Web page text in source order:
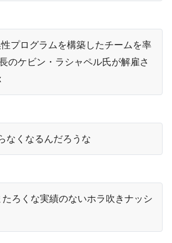
プログラムを構築したチームを率
のケビン・ラシャペル氏が解雇さ
なくなるんだろうな
ろくな実績のないホラ吹きナッシ